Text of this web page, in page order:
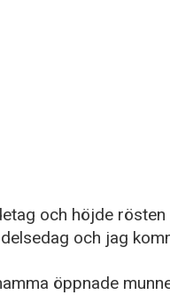
och höjde rösten
och jag
öppnade